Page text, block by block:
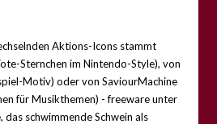
Aktions-Icons stammt
Sternchen im Nintendo-Style), von
Motiv) oder von SaviourMachine
für Musikthemen) - freeware unter
das schwimmende Schwein als